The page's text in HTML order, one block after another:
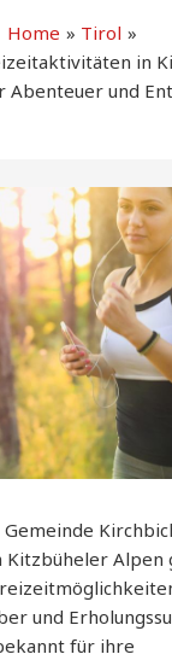
Home
Tirol
in
Abenteuer und
Kitzbüheler Alpen
und
für ihre